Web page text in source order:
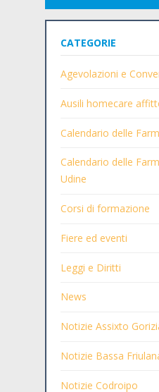
CATEGORIE
Agevolazioni e
Ausili homecare
Calendario delle
Calendario delle
Udine
Corsi di formazione
Fiere ed eventi
Leggi e Diritti
News
Notizie Assixto
Notizie Bassa
Notizie Codroipo